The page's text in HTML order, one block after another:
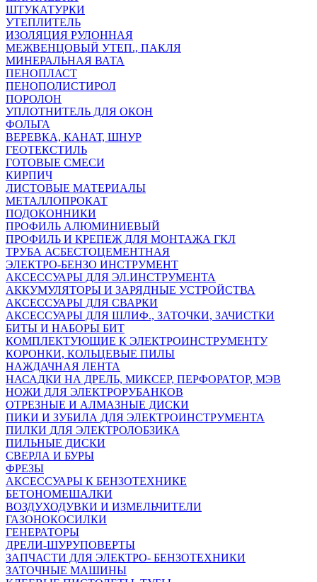
ШТУКАТУРКИ
УТЕПЛИТЕЛЬ
ИЗОЛЯЦИЯ РУЛОННАЯ
МЕЖВЕНЦОВЫЙ УТЕП., ПАКЛЯ
МИНЕРАЛЬНАЯ ВАТА
ПЕНОПЛАСТ
ПЕНОПОЛИСТИРОЛ
ПОРОЛОН
УПЛОТНИТЕЛЬ ДЛЯ ОКОН
ФОЛЬГА
ВЕРЕВКА, КАНАТ, ШНУР
ГЕОТЕКСТИЛЬ
ГОТОВЫЕ СМЕСИ
КИРПИЧ
ЛИСТОВЫЕ МАТЕРИАЛЫ
МЕТАЛЛОПРОКАТ
ПОДОКОННИКИ
ПРОФИЛЬ АЛЮМИНИЕВЫЙ
ПРОФИЛЬ И КРЕПЕЖ ДЛЯ МОНТАЖА ГКЛ
ТРУБА АСБЕСТОЦЕМЕНТНАЯ
ЭЛЕКТРО-БЕНЗО ИНСТРУМЕНТ
АКСЕССУАРЫ ДЛЯ ЭЛ.ИНСТРУМЕНТА
АККУМУЛЯТОРЫ И ЗАРЯДНЫЕ УСТРОЙСТВА
АКСЕССУАРЫ ДЛЯ СВАРКИ
АКСЕССУАРЫ ДЛЯ ШЛИФ., ЗАТОЧКИ, ЗАЧИСТКИ
БИТЫ И НАБОРЫ БИТ
КОМПЛЕКТУЮЩИЕ К ЭЛЕКТРОИНСТРУМЕНТУ
КОРОНКИ, КОЛЬЦЕВЫЕ ПИЛЫ
НАЖДАЧНАЯ ЛЕНТА
НАСАДКИ НА ДРЕЛЬ, МИКСЕР, ПЕРФОРАТОР, МЭВ
НОЖИ ДЛЯ ЭЛЕКТРОРУБАНКОВ
ОТРЕЗНЫЕ И АЛМАЗНЫЕ ДИСКИ
ПИКИ И ЗУБИЛА ДЛЯ ЭЛЕКТРОИНСТРУМЕНТА
ПИЛКИ ДЛЯ ЭЛЕКТРОЛОБЗИКА
ПИЛЬНЫЕ ДИСКИ
СВЕРЛА И БУРЫ
ФРЕЗЫ
АКСЕССУАРЫ К БЕНЗОТЕХНИКЕ
БЕТОНОМЕШАЛКИ
ВОЗДУХОДУВКИ И ИЗМЕЛЬЧИТЕЛИ
ГАЗОНОКОСИЛКИ
ГЕНЕРАТОРЫ
ДРЕЛИ-ШУРУПОВЕРТЫ
ЗАПЧАСТИ ДЛЯ ЭЛЕКТРО- БЕНЗОТЕХНИКИ
ЗАТОЧНЫЕ МАШИНЫ